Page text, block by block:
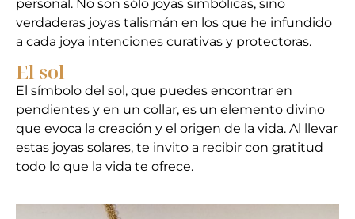
personal. No son sólo joyas simbólicas, sino
verdaderas joyas talismán en los que he infundido
a cada joya intenciones curativas y protectoras.
El sol
El símbolo del sol, que puedes encontrar en
pendientes y en un collar, es un elemento divino
que evoca la creación y el origen de la vida. Al llevar
estas joyas solares, te invito a recibir con gratitud
todo lo que la vida te ofrece.